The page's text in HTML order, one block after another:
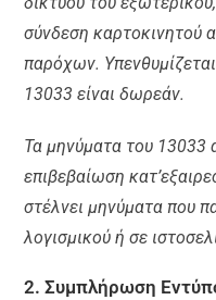
σύνδεση καρτοκινητού
παρόχων.
13033 είναι δωρεάν.
Τα μηνύματα του 13033
επιβεβαίωση
στέλνει μηνύματα που
λογισμικού ή σε
2. Συμπλήρωση